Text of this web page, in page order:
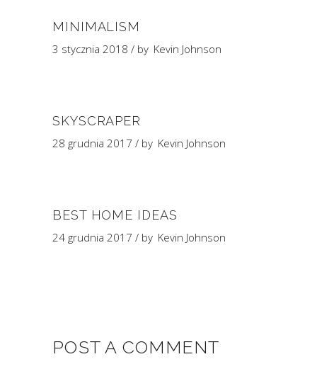
MINIMALISM
3 stycznia 2018 by Kevin Johnson
SKYSCRAPER
28 grudnia 2017 by Kevin Johnson
BEST HOME IDEAS
24 grudnia 2017 by Kevin Johnson
POST A COMMENT